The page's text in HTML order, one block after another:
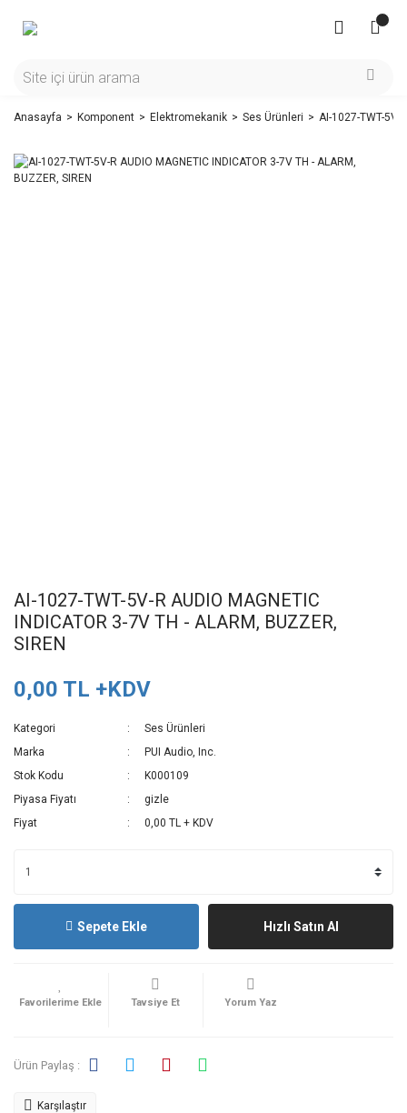
Anasayfa Komponent Elektromekanik Ses Ürünleri AI-1027-TWT-5V-
AI-1027-TWT-5V-R AUDIO MAGNETIC
INDICATOR 3-7V TH - ALARM, BUZZER,
SIREN
0,00 TL +KDV
Kategori
Ses Ürünleri
Marka
PUI Audio, Inc.
Stok Kodu
K000109
Piyasa Fiyatı
gizle
Fiyat
0,00 TL + KDV
Sepete Ekle Hızlı Satın Al
Tavsiye Et Yorum Yaz
Ürün Paylaş :
Karşılaştır